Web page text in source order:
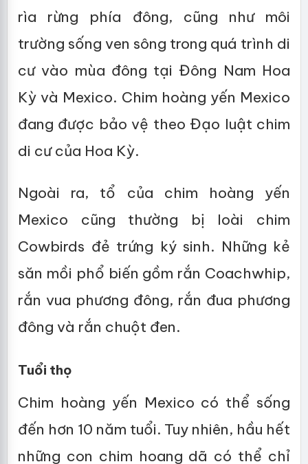
rìa rừng phía đông, cũng như môi
trường sống ven sông trong quá trình di
cư vào mùa đông tại Đông Nam Hoa
Kỳ và Mexico. Chim hoàng yến Mexico
đang được bảo vệ theo Đạo luật chim
di cư của Hoa Kỳ.
Ngoài ra, tổ của chim hoàng yến
Mexico cũng thường bị loài chim
Cowbirds đẻ trứng ký sinh. Những kẻ
săn mồi phổ biến gồm rắn Coachwhip,
rắn vua phương đông, rắn đua phương
đông và rắn chuột đen.
Tuổi thọ
Chim hoàng yến Mexico có thể sống
đến hơn 10 năm tuổi. Tuy nhiên, hầu hết
những con chim hoang dã có thể chỉ